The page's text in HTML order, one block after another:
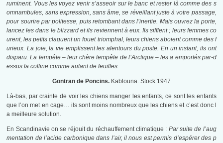
ruminent. Vous les voyez venir s’asseoir sur le banc et rester là comme des s
omnambules, sans expression, sans âme, se réveillant juste à votre passage,
pour sourire par politesse, puis retombant dans l’inertie. Mais ouvrez la porte,
lancez les dans le blizzard et ils reviennent à eux. Ils sifflent ; leurs femmes co
urent, les petits claquent un fouet triomphal, leurs chiens aboient comme des f
urieux. La joie, la vie emplissent les alentours du poste. En un instant, ils ont
disparu. La tempête – leur chère tempête de l’Arctique – les a emportés par-d
essus la colline comme autant de feuilles.
Gontran de Poncins. Kablouna. Stock 1947
Là-bas, par crainte de voir les chiens manger les enfants, ce sont les enfants
que l’on met en cage… ils sont moins nombreux que les chiens et c’est donc l
a meilleure solution.
En Scandinavie on se réjouit du réchauffement climatique : Par suite de l’aug
mentation de l’acide carbonique dans l’air, il nous est permis d’espérer des p